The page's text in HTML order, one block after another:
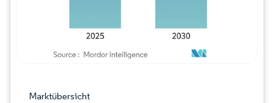
Marktübersicht